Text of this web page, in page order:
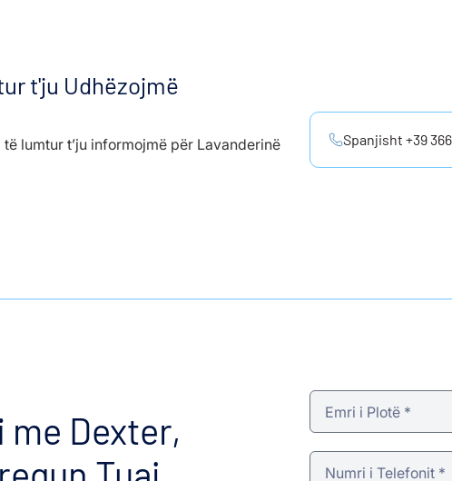
t'ju Udhëzojmë
lumtur t’ju informojmë për Lavanderinë
Spanjisht +39
Dexter,